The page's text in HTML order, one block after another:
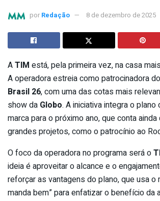
por Redação 8 de dezembro de 2025
ATIM está, pela primeira vez, na casa
A operadora estreia como patrocinadora do
Brasil 26, com uma das cotas mais
show da Globo. A iniciativa integra o
marca para o próximo ano, que conta
grandes projetos, como o patrocínio ao
O foco da operadora no programa será o
ideia é aproveitar o alcance e o
reforçar as vantagens do plano, que usa o
manda bem” para enfatizar o benefício da